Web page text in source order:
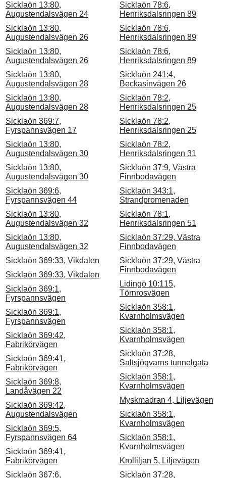
Sicklaön 13:80,
Augustendalsvägen 24
Sicklaön 13:80,
Augustendalsvägen 26
Sicklaön 13:80,
Augustendalsvägen 26
Sicklaön 13:80,
Augustendalsvägen 28
Sicklaön 13:80,
Augustendalsvägen 28
Sicklaön 369:7,
Fyrspannsvägen 17
Sicklaön 13:80,
Augustendalsvägen 30
Sicklaön 13:80,
Augustendalsvägen 30
Sicklaön 369:6,
Fyrspannsvägen 44
Sicklaön 13:80,
Augustendalsvägen 32
Sicklaön 13:80,
Augustendalsvägen 32
Sicklaön 369:33, Vikdalen
Sicklaön 369:33, Vikdalen
Sicklaön 369:1,
Fyrspannsvägen
Sicklaön 369:1,
Fyrspannsvägen
Sicklaön 369:42,
Fabrikörvägen
Sicklaön 369:41,
Fabrikörvägen
Sicklaön 369:8,
Landåvägen 22
Sicklaön 369:42,
Augustendalsvägen
Sicklaön 369:5,
Fyrspannsvägen 64
Sicklaön 369:41,
Fabrikörvägen
Sicklaön 367:6,
Sicklaön 78:6,
Henriksdalsringen 89
Sicklaön 78:6,
Henriksdalsringen 89
Sicklaön 78:6,
Henriksdalsringen 89
Sicklaön 241:4,
Beckasinvägen 26
Sicklaön 78:2,
Henriksdalsringen 25
Sicklaön 78:2,
Henriksdalsringen 25
Sicklaön 78:2,
Henriksdalsringen 31
Sicklaön 37:9, Västra
Finnbodavägen
Sicklaön 343:1,
Strandpromenaden
Sicklaön 78:1,
Henriksdalsringen 51
Sicklaön 37:29, Västra
Finnbodavägen
Sicklaön 37:29, Västra
Finnbodavägen
Lidingö 10:115,
Törnrosvägen
Sicklaön 358:1,
Kvarnholmsvägen
Sicklaön 358:1,
Kvarnholmsvägen
Sicklaön 37:28,
Saltsjöqvarns tunnelgata
Sicklaön 358:1,
Kvarnholmsvägen
Myskmadran 4, Liljevägen
Sicklaön 358:1,
Kvarnholmsvägen
Sicklaön 358:1,
Kvarnholmsvägen
Krolliljan 5, Liljevägen
Sicklaön 37:28,